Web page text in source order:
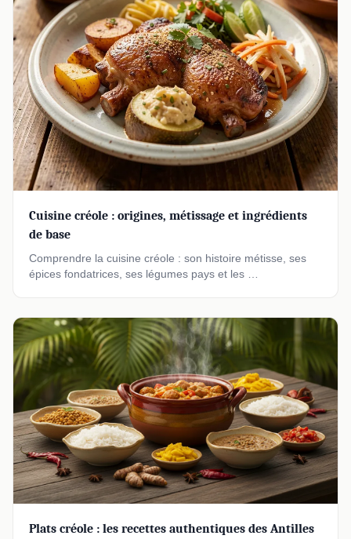
Cuisine créole : origines, métissage et ingrédients
de base
Comprendre la cuisine créole : son histoire métisse, ses
épices fondatrices, ses légumes pays et les …
Plats créole : les recettes authentiques des Antilles